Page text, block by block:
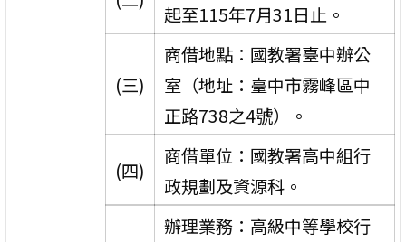
起至115年7月31日止。
(三)
商借地點：國教署臺中辦公
室（地址：臺中市霧峰區中
正路738之4號）。
(四)
商借單位：國教署高中組行
政規劃及資源科。
辦理業務：高級中等學校行